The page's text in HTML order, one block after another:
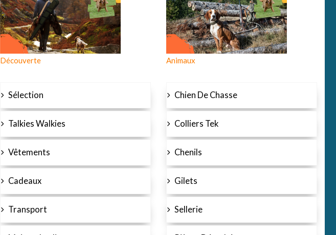
Découverte
Sélection
Talkies Walkies
Vêtements
Cadeaux
Transport
Animaux
Chien De Chasse
Colliers Tek
Chenils
Gilets
Sellerie